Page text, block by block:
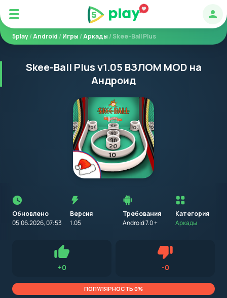
5play/Android /Игры /Аркады / Skee-Ball Plus
Skee-Ball Plus v1.05 ВЗЛОМ MOD на
Андроид
Обновлено
05.06.2026, 07:53
Версия
1.05
Требования
Android 7.0 +
установкой
приложения
на
устройство
с
указываем
минимальные
Категория
Аркады
обращать внимание на установленную версию Android
OS. Мы указываем минимально необходимую версию для
+0Нравится -0Не нравится
ПОПУЛЯРНОСТЬ 0%